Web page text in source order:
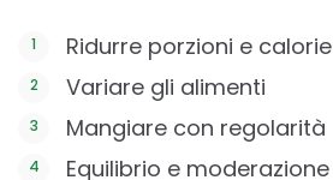
Ridurre porzioni e calorie
Variare gli alimenti
Mangiare con regolarità
Equilibrio e moderazione